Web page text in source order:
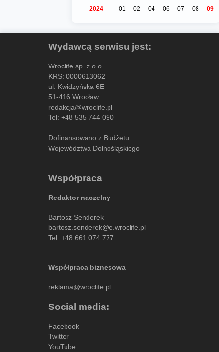
2024
01 02 04 06 07 08 09
Wydawcą serwisu jest:
Wroclife sp. z o.o.
KRS: 0000613062
ul. Kwidzyńska 6E
51-416 Wrocław
redakcja@wroclife.pl
Tel: +48 535 744 090
Dofinansowano z Budżetu
Województwa Dolnośląskiego
Współpraca
Redaktor naczelny
Bartosz Senderek
bartosz.senderek@e.wroclife.pl
Tel: +48 661 074 777
Współpraca biznesowa
reklama@wroclife.pl
Social media:
Facebook
Twitter
YouTube